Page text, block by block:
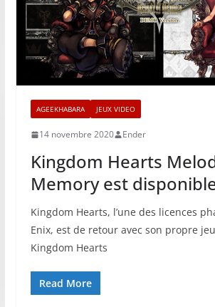
AGEEKHABARA JEUX VIDEO
14 novembre 2020 Ender
Kingdom Hearts
Memory est
Kingdom Hearts, l’une des licences
Enix, est de retour avec son propre
Kingdom Hearts
Read More